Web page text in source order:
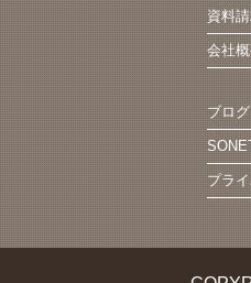
資料
会社
ブログ
プラ